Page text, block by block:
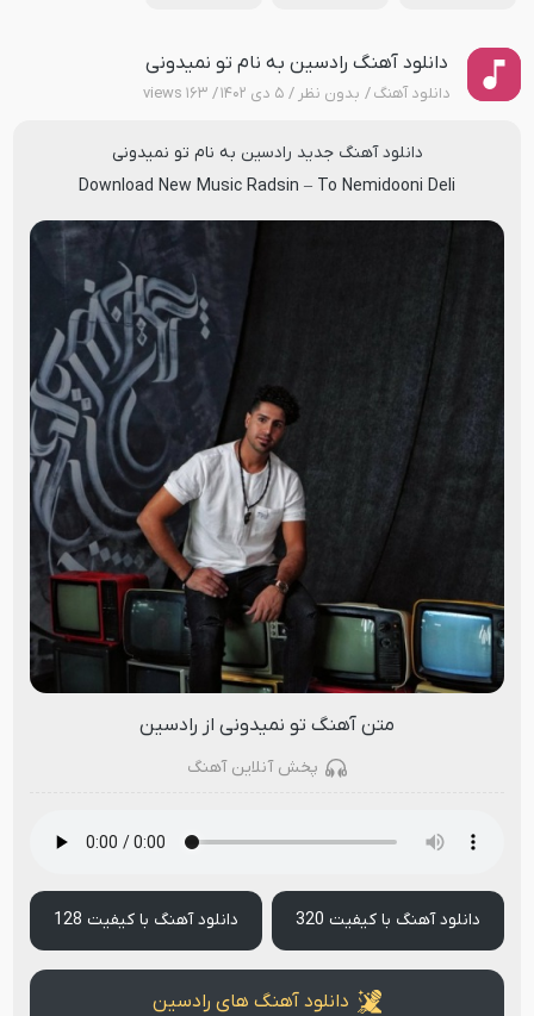
دانلود آهنگ رادسین به نام تو نمیدونی
دانلود آهنگ بدون نظر ۵ دی ۱۴۰۲ ۱۶۳ views
دانلود آهنگ جدید رادسین به نام تو نمیدونی
Download New Music Radsin – To Nemidooni Deli
متن آهنگ تو نمیدونی از رادسین
پخش آنلاین آهنگ
دانلود آهنگ با کیفیت 320 دانلود آهنگ با کیفیت 128
دانلود آهنگ های رادسین